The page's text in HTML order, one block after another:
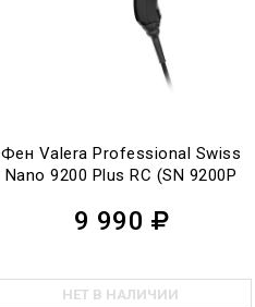
Фен Valera Professional Swiss
Nano 9200 Plus RC (SN 9200P
9 990
НЕТ В НАЛИЧИИ